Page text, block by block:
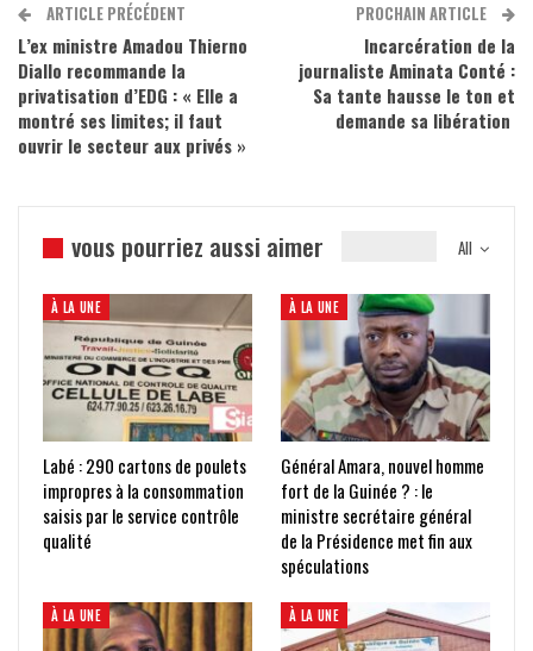
ARTICLE PRÉCÉDENT
L’ex ministre Amadou Thierno
Diallo recommande la
privatisation d’EDG : « Elle a
montré ses limites; il faut
ouvrir le secteur aux privés »
PROCHAIN ARTICLE
Incarcération de la
journaliste Aminata Conté :
Sa tante hausse le ton et
demande sa libération
All
vous pourriez aussi aimer
À LA UNE
Labé : 290 cartons de poulets
impropres à la consommation
saisis par le service contrôle
qualité
À LA UNE
Général Amara, nouvel homme
fort de la Guinée ? : le
ministre secrétaire général
de la Présidence met fin aux
spéculations
À LA UNE À LA UNE